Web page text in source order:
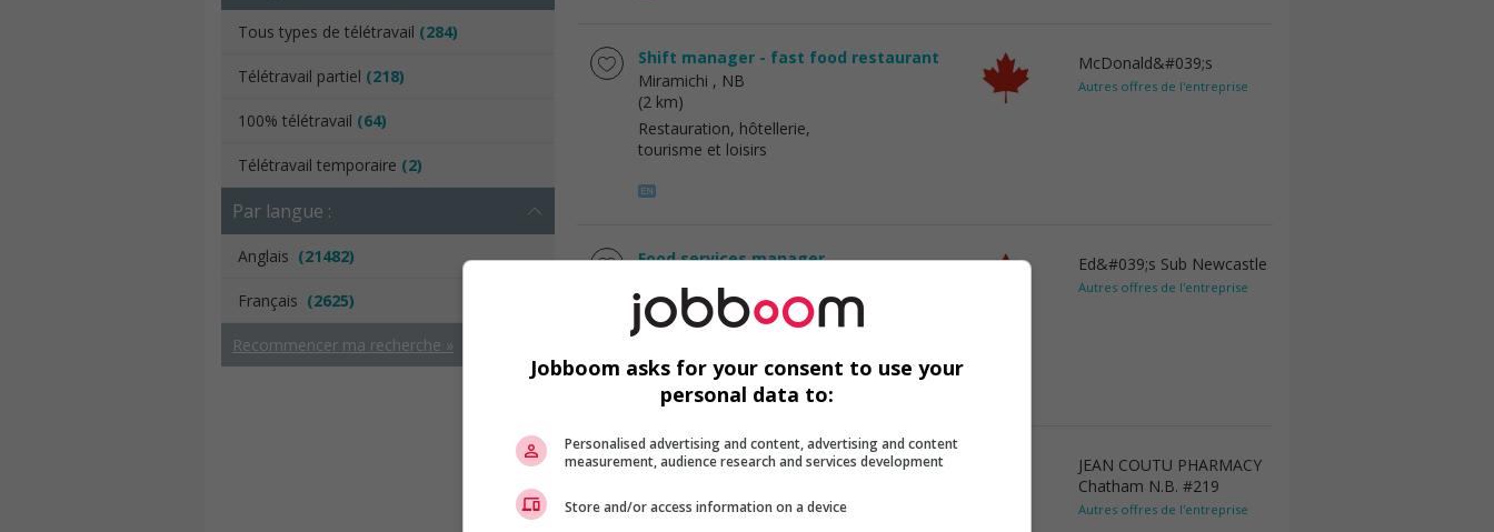
Tous types de télétravail (284)
Télétravail partiel (218)
100% télétravail (64)
Télétravail temporaire (2)
Par langue :
Anglais (21482)
Français (2625)
Recommencer ma recherche »
Shift manager - fast food restaurant
Miramichi , NB
(2 km)
Restauration, hôtellerie,
tourisme et loisirs
McDonald&#039;s
Autres offres de l'entreprise
Food services manager
(2 km)
Restauration, hôtellerie,
Ed&#039;s Sub Newcastle
Autres offres de l'entreprise
Cashier
(3 km)
JEAN COUTU PHARMACY
Chatham N.B. #219
Autres offres de l'entreprise
Jobboom asks for your consent to use your
personal data to:
Personalised advertising and content, advertising and content
measurement, audience research and services development
Store and/or access information on a device